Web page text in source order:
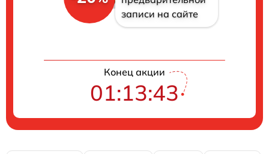
записи на сайте
Конец акции
01:13:42